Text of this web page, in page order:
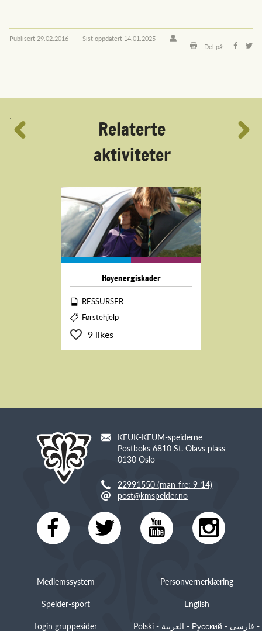
Publisert 29.02.2016 Sist oppdatert 14.01.2025
Del på:
´
Relaterte
aktiviteter
Høyenergiskader
RESSURSER
Førstehjelp
9 likes
KFUK-KFUM-speiderne
Postboks 6810 St. Olavs plass
0130 Oslo
22991550 (man-fre: 9-14)
post@kmspeider.no
Medlemssystem
Speider-sport
Login gruppesider
Personvernerklæring
English
Polski - العربية - Русский - فارسی -